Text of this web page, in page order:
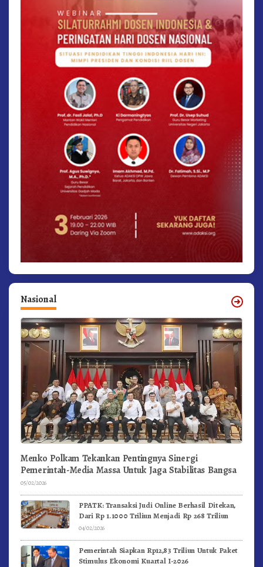
Nasional
Menko Polkam Tekankan Pentingnya Sinergi
Pemerintah-Media Massa Untuk Jaga Stabilitas Bangsa
05/02/2026
PPATK: Transaksi Judi Online Berhasil Ditekan,
Dari Rp 1.1000 Triliun Menjadi Rp 268 Triliun
04/02/2026
Pemerintah Siapkan Rp12,83 Triliun Untuk Paket
Stimulus Ekonomi Kuartal I-2026